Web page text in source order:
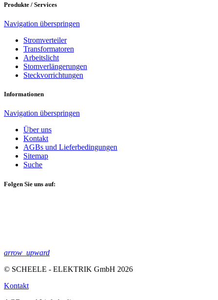
Produkte / Services
Navigation überspringen
Stromverteiler
Transformatoren
Arbeitslicht
Stomverlängerungen
Steckvorrichtungen
Informationen
Navigation überspringen
Über uns
Kontakt
AGBs und Lieferbedingungen
Sitemap
Suche
Folgen Sie uns auf:
arrow_upward
© SCHEELE - ELEKTRIK GmbH 2026
Kontakt